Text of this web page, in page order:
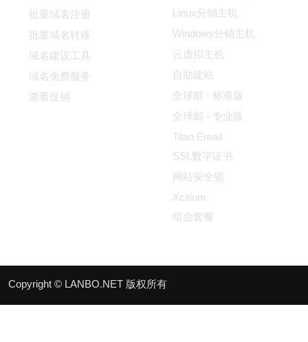
批量域名注册
批量域名转移
域名建议工具
域名免费服务
查看促销
Linux分销主机
Windows分销主机
云虚拟主机
自助建站
全球邮 - 标准版
全球邮 - 专业版
Titan Email
SSL数字证书
网站安全锁
Xcitium
组合套餐
Copyright © LANBO.NET 版权所有